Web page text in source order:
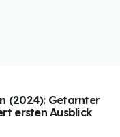
(2024): Getarnter
ersten Ausblick